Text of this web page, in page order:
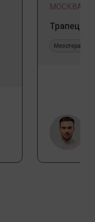
МОСКВА
Трапеция
Мезотерапия